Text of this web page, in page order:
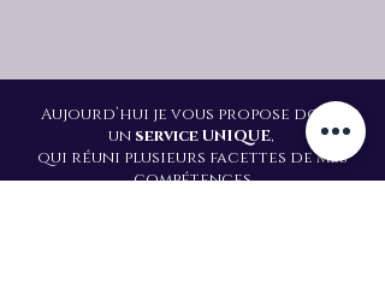
Aujourd’hui je vous propose donc
un service UNIQUE,
qui réuni plusieurs facettes de mes
compétences